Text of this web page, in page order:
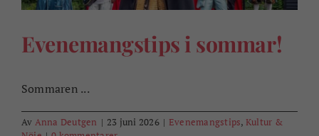
Evenemangstips i sommar!
Sommaren ...
Av Anna Deutgen | 23 juni 2026 | Evenemangstips, Kultur &